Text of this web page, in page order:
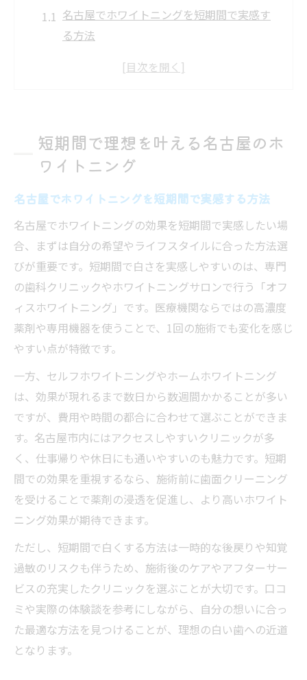
名古屋でホワイトニングを短期間で実感す
る方法
医療ホワイトニングの即効性とその魅力を
口コミで選ぶ名古屋の効果的ホワイトニン
グ体験
オフィスホワイトニングを活用した理想の
名古屋の口コミで話題の効果的ホワイトニング
法
名古屋で人気のオフィスホワイトニング体
験談
紹介
口コミで分かるホワイトニングの選び方
医療ホワイトニングの評判と効果を徹底分
析
ホワイトニング選びに迷うなら名古屋の最新事
情
名古屋の最新ホワイトニング法を徹底解説
オフィスとセルフの違いを知るポイント
安いホワイトニングと効果のバランスを比
較
ホワイトニングの種類と選び方のポイント
口コミから学ぶ名古屋のホワイトニング事
情
短期間で理想を叶える名古屋のホ
ワイトニング
名古屋でホワイトニングを短期間で実感する方法
名古屋でホワイトニングの効果を短期間で実感したい場
合、まずは自分の希望やライフスタイルに合った方法選
びが重要です。短期間で白さを実感しやすいのは、専門
の歯科クリニックやホワイトニングサロンで行う「オフ
ィスホワイトニング」です。医療機関ならではの高濃度
薬剤や専用機器を使うことで、1回の施術でも変化を感じ
やすい点が特徴です。
一方、セルフホワイトニングやホームホワイトニング
は、効果が現れるまで数日から数週間かかることが多い
ですが、費用や時間の都合に合わせて選ぶことができま
す。名古屋市内にはアクセスしやすいクリニックが多
く、仕事帰りや休日にも通いやすいのも魅力です。短期
間での効果を重視するなら、施術前に歯面クリーニング
を受けることで薬剤の浸透を促進し、より高いホワイト
ニング効果が期待できます。
ただし、短期間で白くする方法は一時的な後戻りや知覚
過敏のリスクも伴うため、施術後のケアやアフターサー
ビスの充実したクリニックを選ぶことが大切です。口コ
ミや実際の体験談を参考にしながら、自分の想いに合っ
た最適な方法を見つけることが、理想の白い歯への近道
となります。